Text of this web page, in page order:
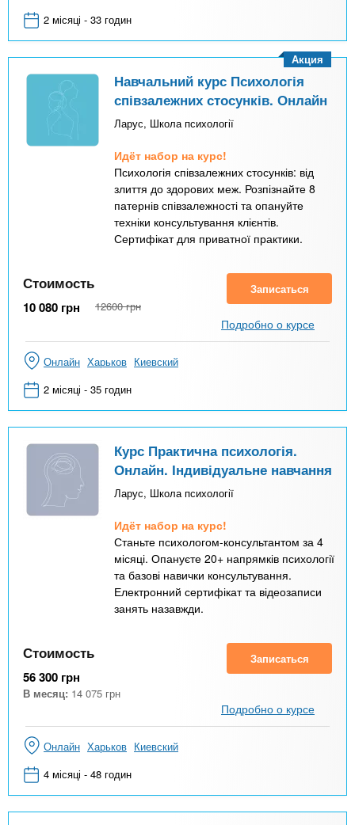
2 місяці - 33 годин
Навчальний курс Психологія
співзалежних стосунків. Онлайн
Ларус, Школа психології
Идёт набор на курс!
Психологія співзалежних стосунків: від
злиття до здорових меж. Розпізнайте 8
патернів співзалежності та опануйте
техніки консультування клієнтів.
Сертифікат для приватної практики.
Акция
Стоимость
10 080 грн 12600 грн
Записаться
Подробно о курсе
Онлайн Харьков Киевский
2 місяці - 35 годин
Курс Практична психологія.
Онлайн. Індивідуальне навчання
Ларус, Школа психології
Идёт набор на курс!
Станьте психологом-консультантом за 4
місяці. Опануєте 20+ напрямків психології
та базові навички консультування.
Електронний сертифікат та відеозаписи
занять назавжди.
Стоимость
56 300 грн
В месяц: 14 075 грн
Записаться
Подробно о курсе
Онлайн Харьков Киевский
4 місяці - 48 годин